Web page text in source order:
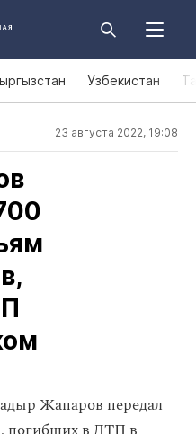
Узбекистан
23 августа 2022, 19:08
Жапаров передал